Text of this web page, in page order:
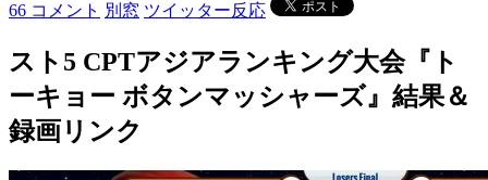
66 コメント 別窓 ツイッター反応
スト5 CPTアジアランキング大会『ト
ーキョー ボタンマッシャーズ』結果＆
録画リンク